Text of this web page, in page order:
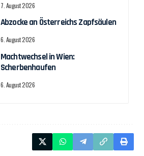
7. August 2026
Abzocke an Österreichs Zapfsäulen
6. August 2026
Machtwechsel in Wien:
Scherbenhaufen
6. August 2026